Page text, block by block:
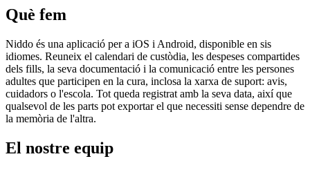
Què fem
Niddo és una aplicació per a iOS i Android, disponible en sis
idiomes. Reuneix el calendari de custòdia, les despeses compartides
dels fills, la seva documentació i la comunicació entre les persones
adultes que participen en la cura, inclosa la xarxa de suport: avis,
cuidadors o l'escola. Tot queda registrat amb la seva data, així que
qualsevol de les parts pot exportar el que necessiti sense dependre de
la memòria de l'altra.
El nostre equip